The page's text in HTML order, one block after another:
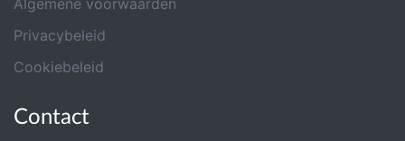
Privacybeleid
Cookiebeleid
Contact